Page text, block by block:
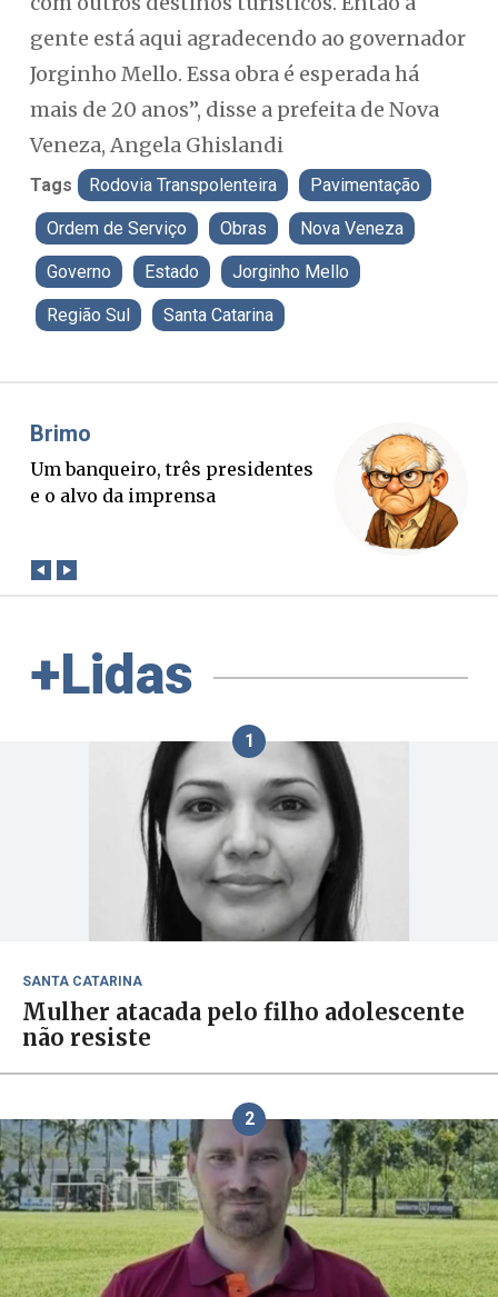
gente está aqui agradecendo ao governador
Jorginho Mello. Essa obra é esperada há
mais de 20 anos”, disse a prefeita de Nova
Veneza, Angela Ghislandi
Tags Rodovia Transpolenteira Pavimentação
Ordem de Serviço Obras Nova Veneza
Governo Estado Jorginho Mello
Região Sul Santa Catarina
Misael Elias
O Boato corre mais rápido que a
verdade. Mas quem paga a
+Lidas
1
SANTA CATARINA
Mulher atacada pelo filho adolescente
não resiste
2